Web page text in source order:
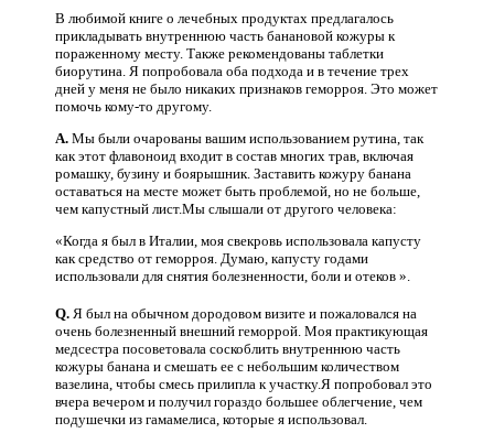
В любимой книге о лечебных продуктах предлагалось
прикладывать внутреннюю часть банановой кожуры к
пораженному месту. Также рекомендованы таблетки
биорутина. Я попробовала оба подхода и в течение трех
дней у меня не было никаких признаков геморроя. Это может
помочь кому-то другому.
A. Мы были очарованы вашим использованием рутина, так
как этот флавоноид входит в состав многих трав, включая
ромашку, бузину и боярышник. Заставить кожуру банана
оставаться на месте может быть проблемой, но не больше,
чем капустный лист.Мы слышали от другого человека:
«Когда я был в Италии, моя свекровь использовала капусту
как средство от геморроя. Думаю, капусту годами
использовали для снятия болезненности, боли и отеков ».
Q. Я был на обычном дородовом визите и пожаловался на
очень болезненный внешний геморрой. Моя практикующая
медсестра посоветовала соскоблить внутреннюю часть
кожуры банана и смешать ее с небольшим количеством
вазелина, чтобы смесь прилипла к участку.Я попробовал это
вчера вечером и получил гораздо большее облегчение, чем
подушечки из гамамелиса, которые я использовал.